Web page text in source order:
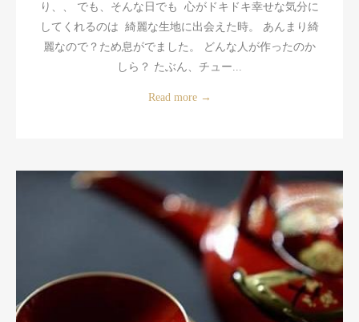
り、、 でも、そんな日でも 心がドキドキ幸せな気分に
してくれるのは 綺麗な生地に出会えた時。 あんまり綺
麗なので？ため息がでました。 どんな人が作ったのか
しら？ たぶん、チュー...
Read more →